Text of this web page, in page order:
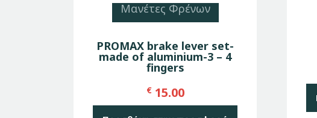
Μανέτες Φρένων
PROMAX brake lever set-
made of aluminium-3 – 4
fingers
€ 15.00